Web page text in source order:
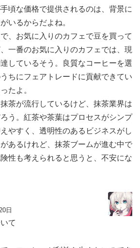
頃な価格で提供されるのは、背景に
いるからだよね。
、お気に入りのカフェで豆を買って
一番のお気に入りのカフェでは、現
しているそう。良質なコーヒーを選
ちにフェアトレードに貢献できてい
たよ。
茶が流行しているけど、抹茶業界は
う。紅茶や茶葉はプロセスがシンプ
やすく、透明性のあるビジネスがし
あるけれど、抹茶ブームが進む中で
性も考えられると思うと、不安にな
日
て